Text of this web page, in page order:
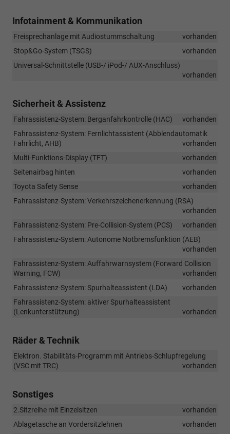
Infotainment & Kommunikation
Freisprechanlage mit Audiostummschaltung
vorhanden
Stop&Go-System (TSGS)
vorhanden
Universal-Schnittstelle (USB-/ iPod-/ AUX-Anschluss)
vorhanden
Sicherheit & Assistenz
Fahrassistenz-System: Berganfahrkontrolle (HAC)
vorhanden
Fahrassistenz-System: Fernlichtassistent (Abblendautomatik
Fahrlicht, AHB)
vorhanden
Multi-Funktions-Display (TFT)
vorhanden
Seitenairbag hinten
vorhanden
Toyota Safety Sense
vorhanden
Fahrassistenz-System: Verkehrszeichenerkennung (RSA)
vorhanden
Fahrassistenz-System: Pre-Collision-System (PCS)
vorhanden
Fahrassistenz-System: Autonome Notbremsfunktion (AEB)
vorhanden
Fahrassistenz-System: Auffahrwarnsystem (Forward Collision
Warning, FCW)
vorhanden
Fahrassistenz-System: Spurhalteassistent (LDA)
vorhanden
Fahrassistenz-System: aktiver Spurhalteassistent
(Lenkunterstützung)
vorhanden
Räder & Technik
Elektron. Stabilitäts-Programm mit Antriebs-Schlupfregelung
(VSC mit TRC)
vorhanden
Sonstiges
2.Sitzreihe mit Einzelsitzen
vorhanden
Ablagetasche an Vordersitzlehnen
vorhanden